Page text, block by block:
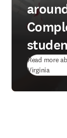
Read more
Virginia(